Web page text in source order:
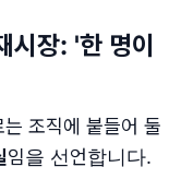
장: '한 명이
조직에 붙들어 둘
임을 선언합니다.